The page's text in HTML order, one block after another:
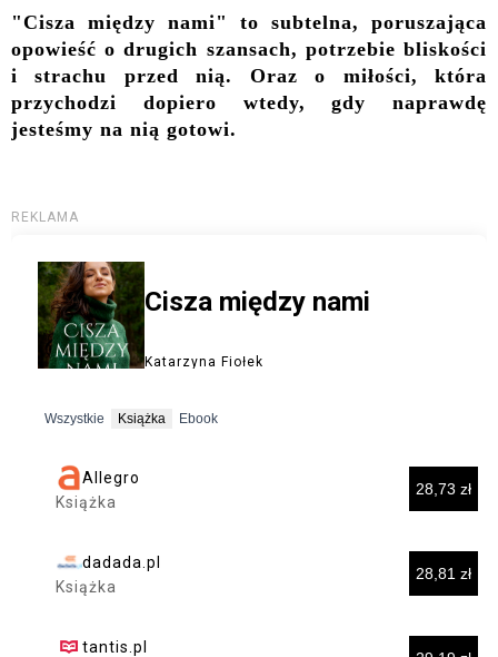
"Cisza między nami" to subtelna, poruszająca
opowieść o drugich szansach, potrzebie bliskości
i strachu przed nią. Oraz o miłości, która
przychodzi dopiero wtedy, gdy naprawdę
jesteśmy na nią gotowi.